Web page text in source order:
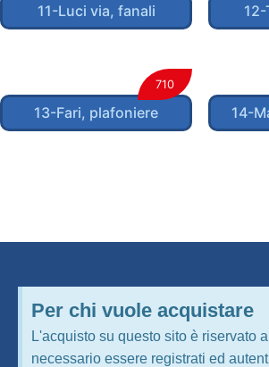
11-Luci via, fanali
13-Fari, plafoniere
710
14-
Per chi vuole acquistare
L'acquisto su questo sito è riservato
necessario essere registrati ed